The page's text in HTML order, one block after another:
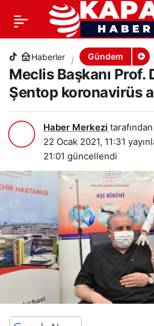
Haberler Gündem
Meclis Başkanı Prof.
Şentop koronavirüs
Haber Merkezi tarafından
22 Ocak 2021, 11:31
21:01 güncellendi
Meclis Başkanı Prof. Dr.
koronavirüs aşısı yaptırdı